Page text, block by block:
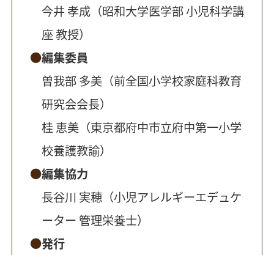
今井 孝成（昭和大学医学部 小児科学講
座 教授）
編集委員
曽我部 多美（前全国小学校家庭科教育
研究会会長）
桂 恵美（東京都府中市立府中第一小学
校養護教諭）
編集協力
長谷川 実穂（小児アレルギーエデュケ
ーター 管理栄養士）
発行